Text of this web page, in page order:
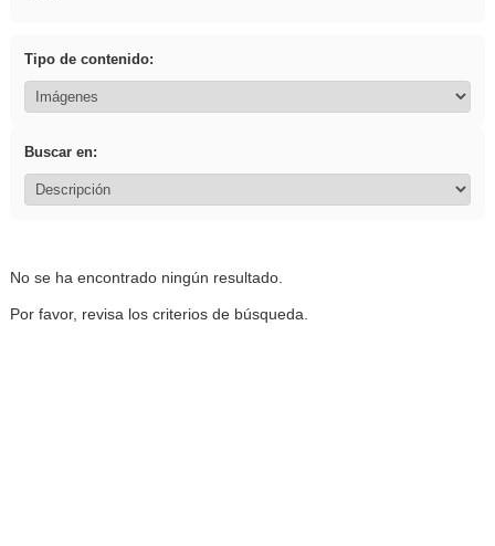
Tipo de contenido:
Buscar en:
No se ha encontrado ningún resultado.
Por favor, revisa los criterios de búsqueda.